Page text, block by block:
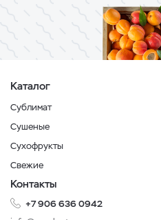
Каталог
Сублимат
Сушеные
Сухофрукты
Свежие
Контакты
+7 906 636 0942